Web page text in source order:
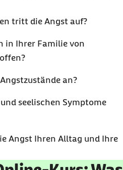
tritt die Angst auf?
in Ihrer Familie von
an?
seelischen Symptome
Angst Ihren Alltag und Ihre